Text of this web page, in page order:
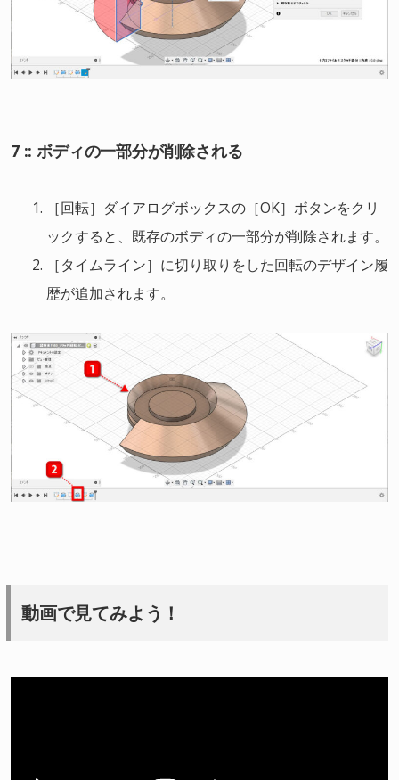
7 :: ボディの一部分が削除される
［回転］ダイアログボックスの［OK］ボタンをクリ
ックすると、既存のボディの一部分が削除されます。
［タイムライン］に切り取りをした回転のデザイン履
歴が追加されます。
動画で見てみよう！